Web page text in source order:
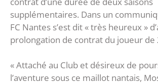
supplémentaires. Dans un
FC Nantes s’est dit « très heureux »
prolongation de contrat du joueur de
« Attaché au Club et désireux de
l’aventure sous ce maillot nantais,